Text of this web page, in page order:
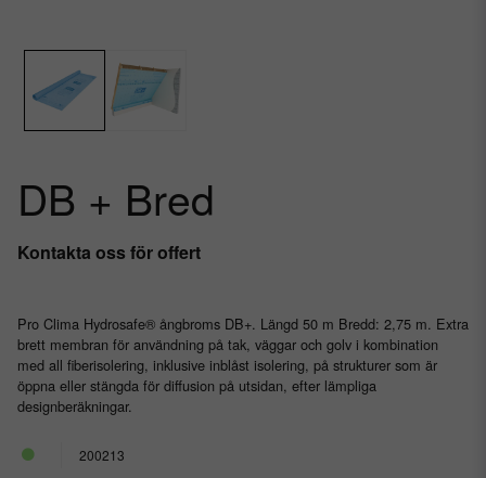
DB + Bred
Kontakta oss för offert
Pro Clima Hydrosafe® ångbroms DB+. Längd 50 m Bredd: 2,75 m. Extra
brett membran för användning på tak, väggar och golv i kombination
med all fiberisolering, inklusive inblåst isolering, på strukturer som är
öppna eller stängda för diffusion på utsidan, efter lämpliga
designberäkningar.
200213